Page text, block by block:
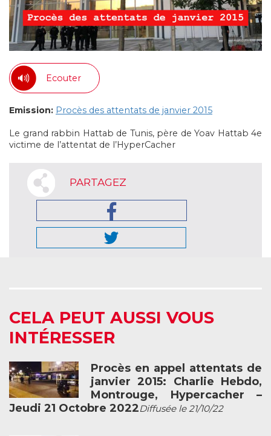
Ecouter
Emission: Procès des attentats de janvier 2015
Le grand rabbin Hattab de Tunis, père de Yoav Hattab 4e
victime de l’attentat de l’HyperCacher
PARTAGEZ
CELA PEUT AUSSI VOUS
INTÉRESSER
Procès en appel attentats de
janvier 2015: Charlie Hebdo,
Montrouge, Hypercacher –
Jeudi 21 Octobre 2022Diffusée le 21/10/22